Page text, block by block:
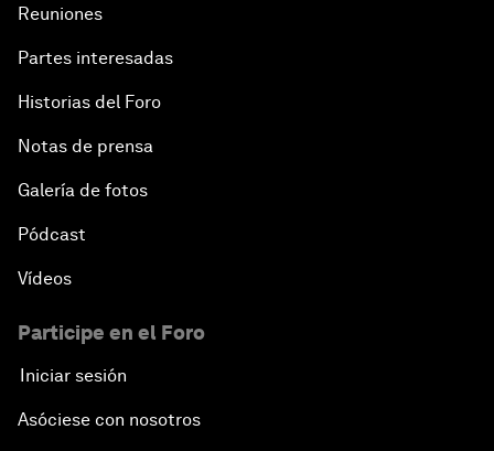
Reuniones
Partes interesadas
Historias del Foro
Notas de prensa
Galería de fotos
Pódcast
Vídeos
Participe en el Foro
Iniciar sesión
Asóciese con nosotros